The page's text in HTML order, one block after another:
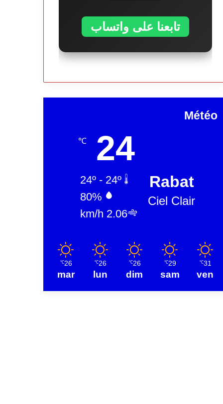
تابعنا على واتساب
Météo
Rabat
Ciel Clair
24
℃
24º - 24º
80%
2.06 km/h
31
℃
ven
29
℃
sam
26
℃
dim
26
℃
lun
26
℃
mar